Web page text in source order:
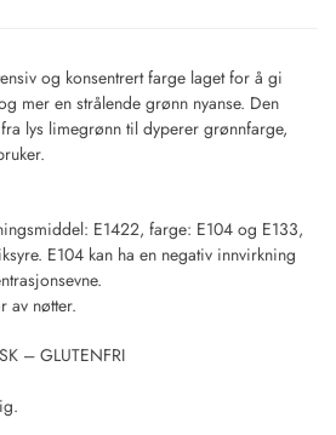
og konsentrert farge laget for å gi
mer en strålende grønn nyanse. Den
lys limegrønn til dyperer grønnfarge,
E1422, farge: E104 og E133,
E104 kan ha en negativ innvirkning
av nøtter.
– GLUTENFRI